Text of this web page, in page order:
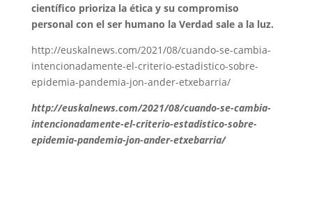
científico prioriza la ética y su compromiso
personal con el ser humano la Verdad sale a la luz.
http://euskalnews.com/2021/08/cuando-se-cambia-
intencionadamente-el-criterio-estadistico-sobre-
epidemia-pandemia-jon-ander-etxebarria/
http://euskalnews.com/2021/08/cuando-se-cambia-
intencionadamente-el-criterio-estadistico-sobre-
epidemia-pandemia-jon-ander-etxebarria/